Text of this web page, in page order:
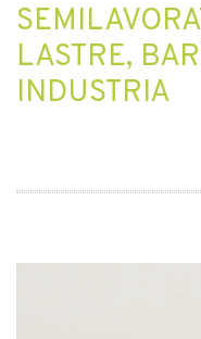
LASTRE,
INDUSTRIA